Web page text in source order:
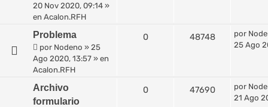
20 Nov 2020, 09:14 »
en Acalon.RFH
Problema
por Nodeno » 25
Ago 2020, 13:57 » en
Acalon.RFH
0 48748 por
25 Ago
Archivo
formulario
0 47690 por
21 Ago